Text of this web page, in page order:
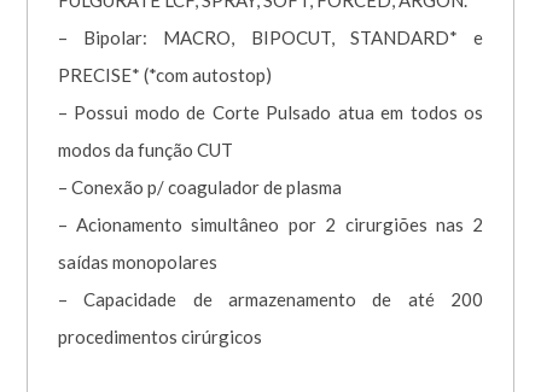
– Bipolar: MACRO, BIPOCUT, STANDARD* e
PRECISE* (*com autostop)
– Possui modo de Corte Pulsado atua em todos os
modos da função CUT
– Conexão p/ coagulador de plasma
– Acionamento simultâneo por 2 cirurgiões nas 2
saídas monopolares
– Capacidade de armazenamento de até 200
procedimentos cirúrgicos